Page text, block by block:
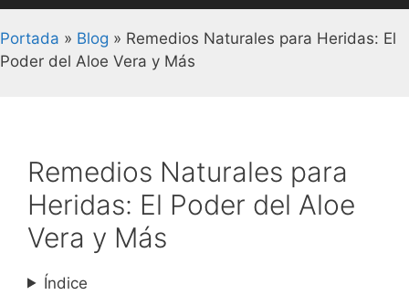
Portada » Blog » Remedios Naturales para Heridas: El
Poder del Aloe Vera y Más
Remedios Naturales para
Heridas: El Poder del Aloe
Vera y Más
Índice